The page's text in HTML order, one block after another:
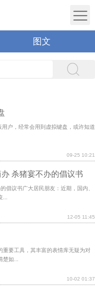
图文
户，经常会用到虚拟键盘，或许知道
09-25 10:21
杀猪宴不办的倡议书
倡议书广大居民朋友：近期，国内、
12-05 11:45
重要工具，其丰富的表情库无疑为对
如...
10-02 01:37